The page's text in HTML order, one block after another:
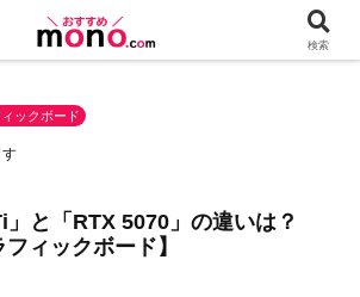
ックボード
」と「RTX 5070」の違いは？
フィックボード】
検索